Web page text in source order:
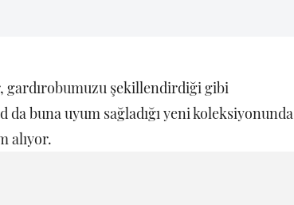
gardırobumuzu şekillendirdiği gibi
da buna uyum sağladığı yeni koleksiyonunda
alıyor.